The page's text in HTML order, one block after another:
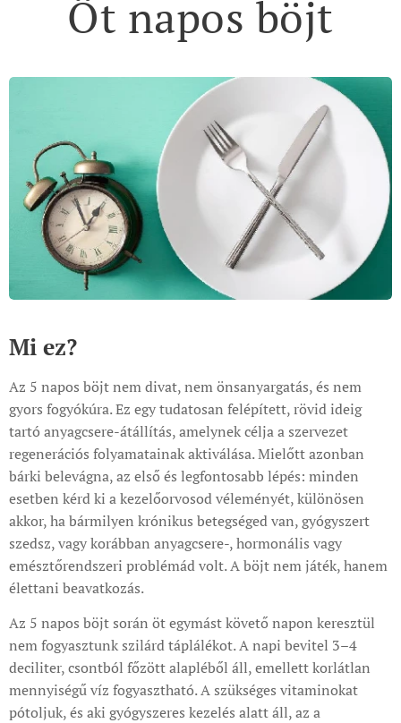
Öt napos böjt
Mi ez?
Az 5 napos böjt nem divat, nem önsanyargatás, és nem
gyors fogyókúra. Ez egy tudatosan felépített, rövid ideig
tartó anyagcsere-átállítás, amelynek célja a szervezet
regenerációs folyamatainak aktiválása. Mielőtt azonban
bárki belevágna, az első és legfontosabb lépés: minden
esetben kérd ki a kezelőorvosod véleményét, különösen
akkor, ha bármilyen krónikus betegséged van, gyógyszert
szedsz, vagy korábban anyagcsere-, hormonális vagy
emésztőrendszeri problémád volt. A böjt nem játék, hanem
élettani beavatkozás.
Az 5 napos böjt során öt egymást követő napon keresztül
nem fogyasztunk szilárd táplálékot. A napi bevitel 3–4
deciliter, csontból főzött alapléből áll, emellett korlátlan
mennyiségű víz fogyasztható. A szükséges vitaminokat
pótoljuk, és aki gyógyszeres kezelés alatt áll, az a